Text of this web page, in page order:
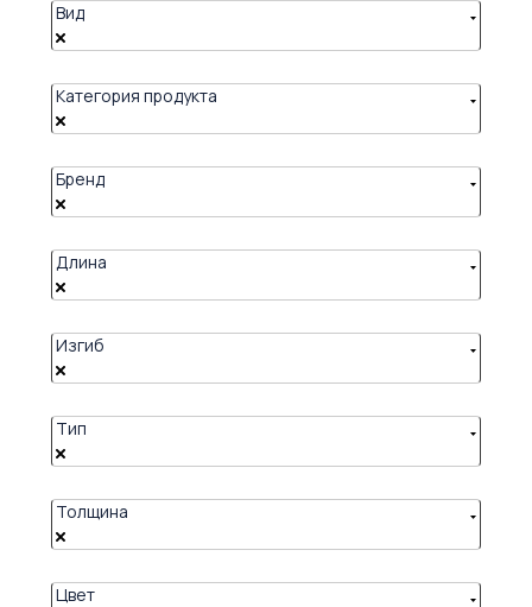
Вид
Категория продукта
Бренд
Длина
Изгиб
Тип
Толщина
Цвет